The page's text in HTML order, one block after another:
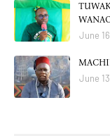
June
June